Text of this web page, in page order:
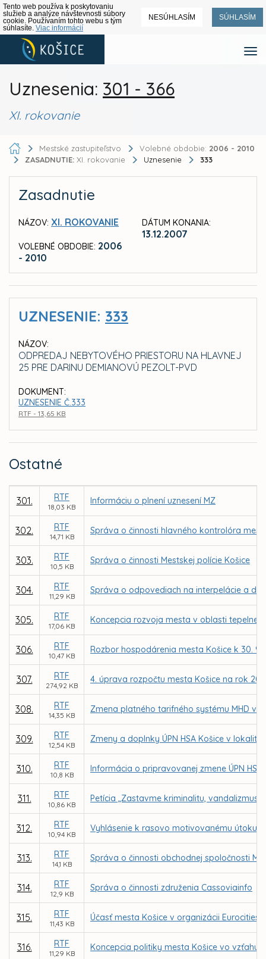
Tento web používa k poskytovaniu
služieb a analýze návštevnosti súbory
cookie. Používaním tohto webu s tým
súhlasíte. Viac informácií
NESÚHLASÍM SÚHLASÍM
Uznesenia: 301 - 366
XI. rokovanie
Mestské zastupiteľstvo Volebné obdobie: 2006 - 2010
ZASADNUTIE: XI. rokovanie Uznesenie 333
Zasadnutie
NÁZOV: XI. ROKOVANIE
VOLEBNÉ OBDOBIE: 2006
- 2010
DÁTUM KONANIA:
13.12.2007
UZNESENIE: 333
NÁZOV:
ODPREDAJ NEBYTOVÉHO PRIESTORU NA HLAVNEJ
25 PRE DARINU DEMIANOVÚ PEZOLT-PVD
DOKUMENT:
UZNESENIE Č.333
RTF - 13,65 KB
Ostatné
301. RTF
18,03 KB
Informáciu o plnení uznesení MZ
302. RTF
14,71 KB
Správa o činnosti hlavného kontrolóra
303. RTF
10,5 KB
Správa o činnosti Mestskej polície Košice
304. RTF
11,29 KB
Správa o odpovediach na interpelácie a
305. RTF
17,06 KB
Koncepcia rozvoja mesta v oblasti tepelnej
306. RTF
10,47 KB
Rozbor hospodárenia mesta Košice k 30. 9.
307. RTF
274,92 KB
4. úprava rozpočtu mesta Košice na rok
308. RTF
14,35 KB
Zmena platného tarifného systému MHD v
309. RTF
12,54 KB
Zmeny a doplnky ÚPN HSA Košice v
310. RTF
10,8 KB
Informácia o pripravovanej zmene ÚPN
311. RTF
10,86 KB
Petícia „Zastavme kriminalitu, vandalizmus
312. RTF
10,94 KB
Vyhlásenie k rasovo motivovanému útoku v
313. RTF
14,1 KB
Správa o činnosti obchodnej spoločnosti
314. RTF
12,9 KB
Správa o činnosti združenia Cassoviainfo
315. RTF
11,43 KB
Účasť mesta Košice v organizácii Eurocities
316. RTF
11,29 KB
Koncepcia politiky mesta Košice vo vzťahu